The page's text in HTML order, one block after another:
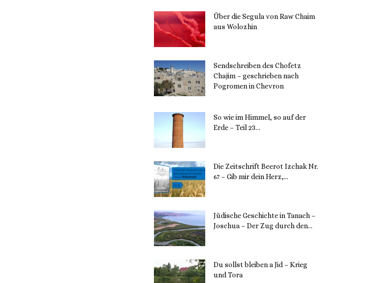
Über die Segula von Raw Chaim
aus Wolozhin
Sendschreiben des Chofetz
Chajim – geschrieben nach
Pogromen in Chevron
So wie im Himmel, so auf der
Erde – Teil 23...
Die Zeitschrift Beerot Izchak Nr.
67 – Gib mir dein Herz,...
Jüdische Geschichte in Tanach –
Joschua – Der Zug durch den...
Du sollst bleiben a Jid – Krieg
und Tora